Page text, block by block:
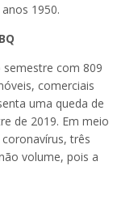
1950.
com 809
comerciais
uma queda de
de 2019. Em meio
três
volume, pois a